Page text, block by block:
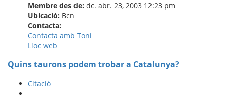
Membre des de: dc. abr. 23, 2003 12:23 pm
Ubicació: Bcn
Contacta:
Contacta amb Toni
Lloc web
Quins taurons podem trobar a Catalunya?
Citació